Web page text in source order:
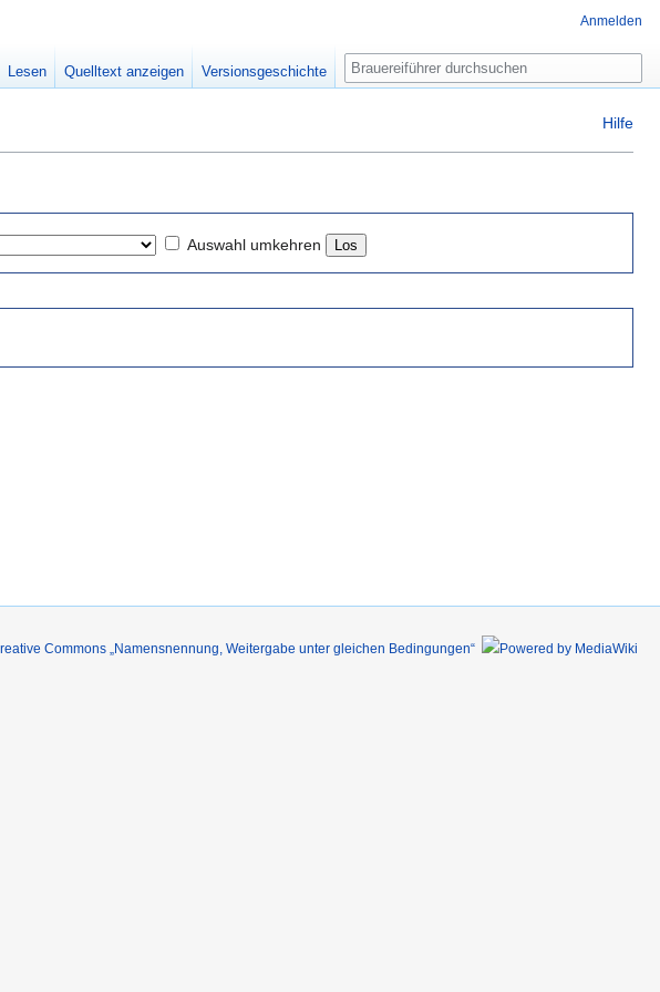
Hilfe
Auswahl umkehren
Anmelden
Lesen Quelltext anzeigen Versionsgeschichte
Suche